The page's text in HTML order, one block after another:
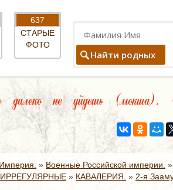
637
СТАРЫЕ
ФОТО
Найти родных
не уйдешь (мокша).
» Военные Российской империи. »
» КАВАЛЕРИЯ. » 2-я